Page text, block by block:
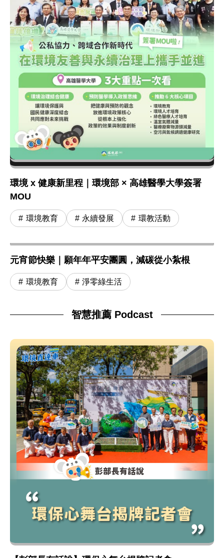
環境 x 健康新里程｜環境部 × 高雄醫學大學簽署
MOU
環境教育 永續發展 環教活動
元宵節快樂｜願年年平安團圓，減碳從小紮根
環境教育 淨零綠生活
智慧推薦 Podcast